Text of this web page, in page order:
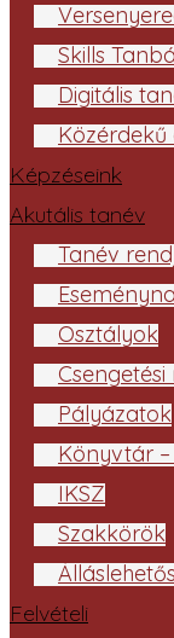
Skills
Digitális
Képzéseink
Akutális tanév
Tanév
Osztályok
Csengetési
Pályázatok
Könyvtár
IKSZ
Szakkörök
Felvételi